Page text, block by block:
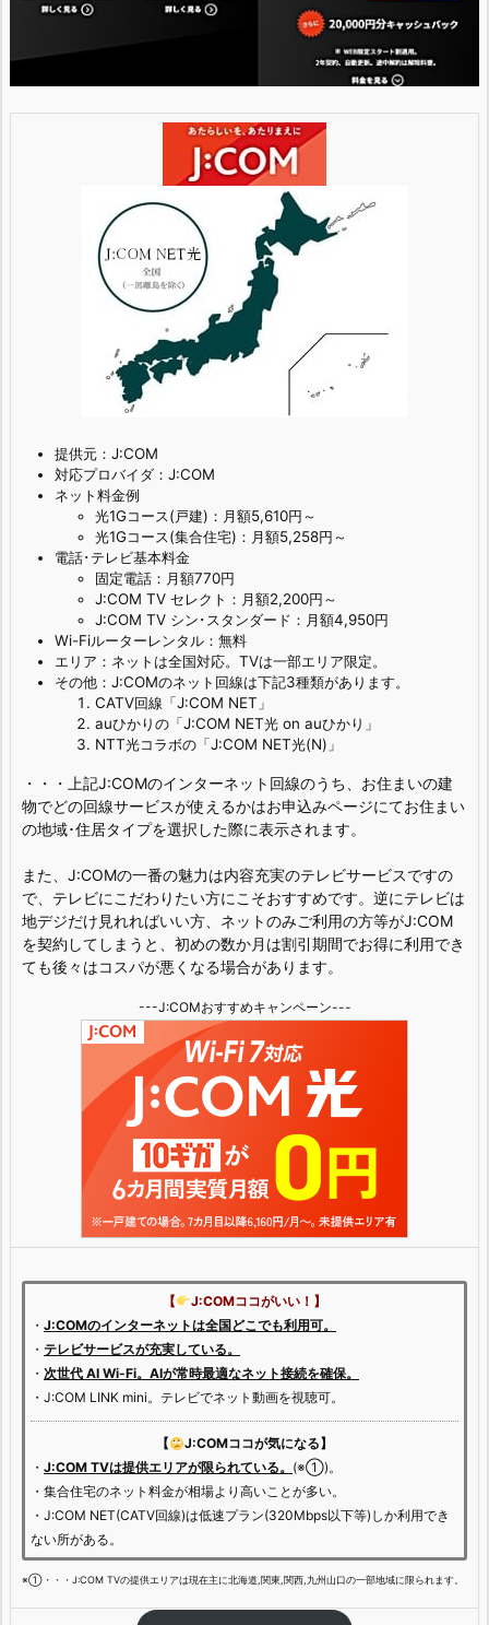
提供元：J:COM
対応プロバイダ：J:COM
ネット料金例
光1Gコース(戸建)：月額5,610円～
光1Gコース(集合住宅)：月額5,258円～
電話･テレビ基本料金
固定電話：月額770円
J:COM TV セレクト：月額2,200円～
J:COM TV シン･スタンダード：月額4,950円
Wi-Fiルーターレンタル：無料
エリア：ネットは全国対応。TVは一部エリア限定。
その他：J:COMのネット回線は下記3種類があります。
CATV回線「J:COM NET」
auひかりの「J:COM NET光 on auひかり」
NTT光コラボの「J:COM NET光(N)」
・・・上記J:COMのインターネット回線のうち、お住まいの建
物でどの回線サービスが使えるかはお申込みページにてお住まい
の地域･住居タイプを選択した際に表示されます。
また、J:COMの一番の魅力は内容充実のテレビサービスですの
で、テレビにこだわりたい方にこそおすすめです。逆にテレビは
地デジだけ見れればいい方、ネットのみご利用の方等がJ:COM
を契約してしまうと、初めの数か月は割引期間でお得に利用でき
ても後々はコスパが悪くなる場合があります。
---J:COMおすすめキャンペーン---
【
J:COMココがいい！】
・ J:COMのインターネットは全国どこでも利用可。
・ テレビサービスが充実している。
・ 次世代 AI Wi-Fi。AIが常時最適なネット接続を確保。
・J:COM LINK mini。テレビでネット動画を視聴可。
【
J:COMココが気になる】
・ J:COM TVは提供エリアが限られている。 (※①)。
・集合住宅のネット料金が相場より高いことが多い。
・J:COM NET(CATV回線)は低速プラン(320Mbps以下等)しか利用でき
ない所がある。
※①・・・J:COM TVの提供エリアは現在主に北海道,関東,関西,九州山口の一部地域に限られます。